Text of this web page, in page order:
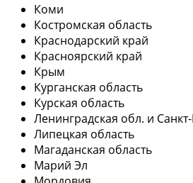
Коми
Костромская область
Краснодарский край
Красноярский край
Крым
Курганская область
Курская область
Ленинградская обл. и
Липецкая область
Магаданская область
Марий Эл